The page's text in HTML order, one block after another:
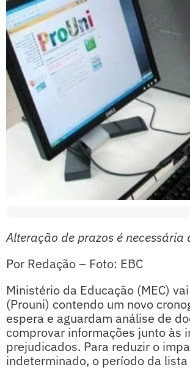
Alteração de prazos é
Por Redação – Foto: EBC
Ministério da Educação (MEC)
(Prouni) contendo um novo
espera e aguardam análise de
comprovar informações junto às
prejudicados. Para reduzir o
indeterminado, o período da